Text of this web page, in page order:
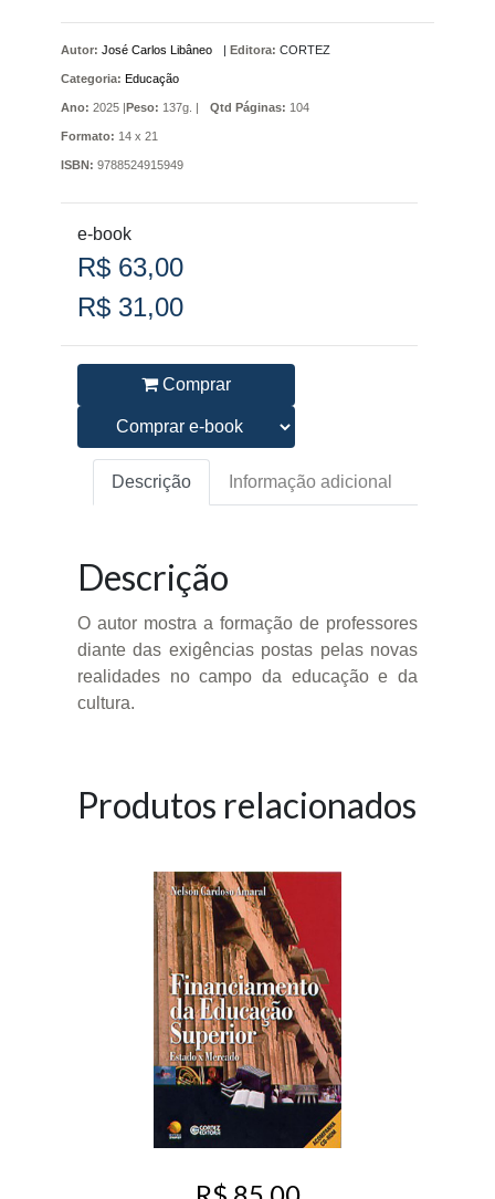
Autor: José Carlos Libâneo | Editora: CORTEZ
Categoria: Educação
Ano: 2025 |Peso: 137g. | Qtd Páginas: 104
Formato: 14 x 21
ISBN: 9788524915949
e-book
R$ 63,00
R$ 31,00
Comprar
Descrição Informação adicional
Descrição
O autor mostra a formação de professores
diante das exigências postas pelas novas
realidades no campo da educação e da
cultura.
Produtos relacionados